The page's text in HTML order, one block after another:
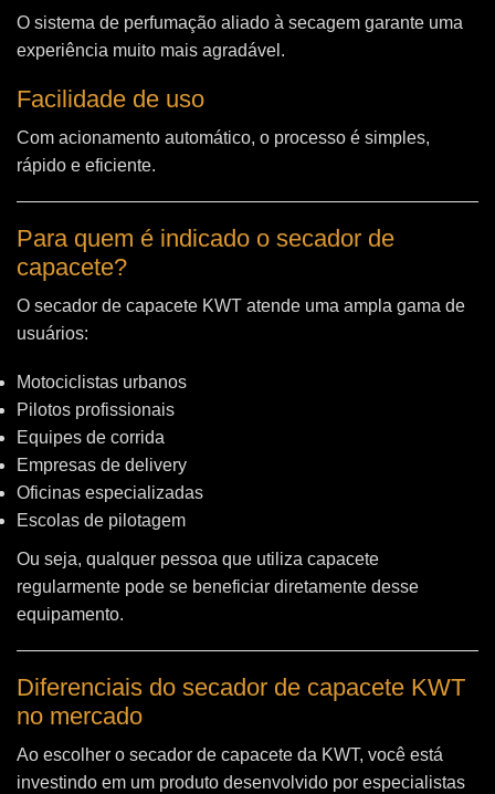
O sistema de perfumação aliado à secagem garante uma
experiência muito mais agradável.
Facilidade de uso
Com acionamento automático, o processo é simples,
rápido e eficiente.
Para quem é indicado o secador de
capacete?
O secador de capacete KWT atende uma ampla gama de
usuários:
Motociclistas urbanos
Pilotos profissionais
Equipes de corrida
Empresas de delivery
Oficinas especializadas
Escolas de pilotagem
Ou seja, qualquer pessoa que utiliza capacete
regularmente pode se beneficiar diretamente desse
equipamento.
Diferenciais do secador de capacete KWT
no mercado
Ao escolher o secador de capacete da KWT, você está
investindo em um produto desenvolvido por especialistas